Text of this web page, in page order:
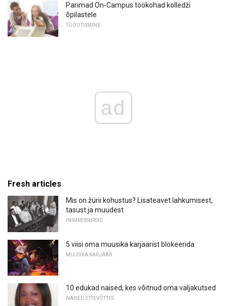
Parimad On-Campus töökohad kolledži
õpilastele
TÖÖOTSIMINE
ad
Fresh articles
Mis on žürii kohustus? Lisateavet lahkumisest,
tasust ja muudest
INIMRESSURSID
5 viisi oma muusika karjäärist blokeerida
MUUSIKA KARJÄÄR
10 edukad naised, kes võitnud oma väljakutsed
NAISED ETTEVÕTTES